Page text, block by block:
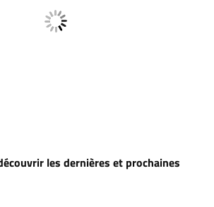
les dernières et prochaines